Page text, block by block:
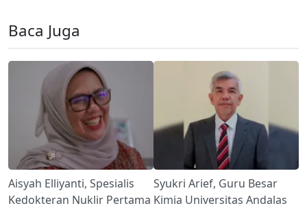
Baca Juga
Aisyah Elliyanti, Spesialis
Kedokteran Nuklir Pertama
Syukri Arief, Guru Besar
Kimia Universitas Andalas